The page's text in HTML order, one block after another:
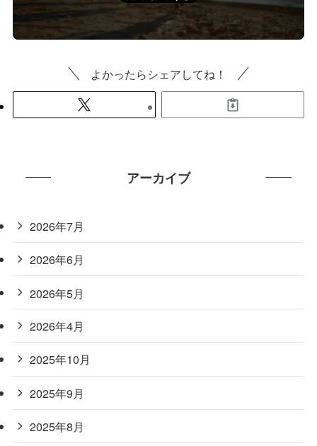
よかったらシェアしてね！
アーカイブ
2026年7月
2026年6月
2026年5月
2026年4月
2025年10月
2025年9月
2025年8月